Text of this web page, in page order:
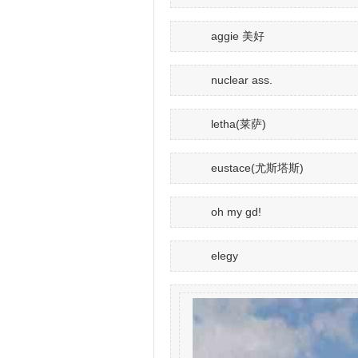
aggie 美好
nuclear ass.
letha(莱萨)
eustace(尤斯塔斯)
oh my gd!
elegy